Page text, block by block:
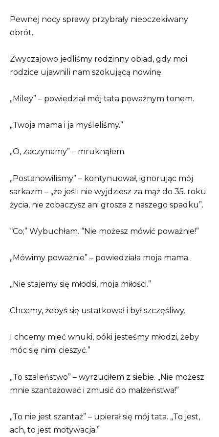
Pewnej nocy sprawy przybrały nieoczekiwany
obrót.
Zwyczajowo jedliśmy rodzinny obiad, gdy moi
rodzice ujawnili nam szokującą nowinę.
„Miley” – powiedział mój tata poważnym tonem.
„Twoja mama i ja myśleliśmy.”
„O, zaczynamy” – mruknąłem.
„Postanowiliśmy” – kontynuował, ignorując mój
sarkazm – „że jeśli nie wyjdziesz za mąż do 35. roku
życia, nie zobaczysz ani grosza z naszego spadku”.
“Co;” Wybuchłam. “Nie możesz mówić poważnie!”
„Mówimy poważnie” – powiedziała moja mama.
„Nie stajemy się młodsi, moja miłości.”
Chcemy, żebyś się ustatkował i był szczęśliwy.
I chcemy mieć wnuki, póki jesteśmy młodzi, żeby
móc się nimi cieszyć.”
„To szaleństwo” – wyrzuciłem z siebie. „Nie możesz
mnie szantażować i zmusić do małżeństwa!”
„To nie jest szantaż” – upierał się mój tata. „To jest,
ach, to jest motywacja.”